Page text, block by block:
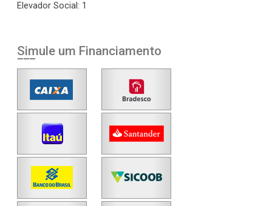
Elevador Social: 1
Simule um Financiamento